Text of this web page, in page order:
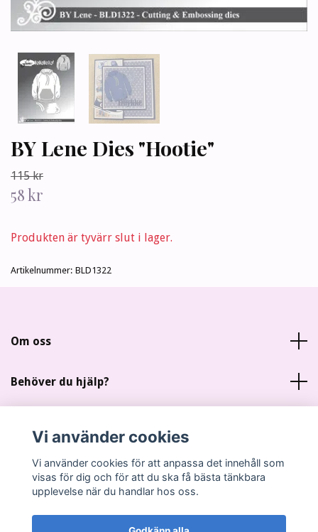
BY Lene Dies "Hootie"
115 kr
58 kr
Produkten är tyvärr slut i lager.
Artikelnummer: BLD1322
Om oss
Behöver du hjälp?
Sociala medier
Vi använder cookies
Vi använder cookies för att anpassa det innehåll som
visas för dig och för att du ska få bästa tänkbara
upplevelse när du handlar hos oss.